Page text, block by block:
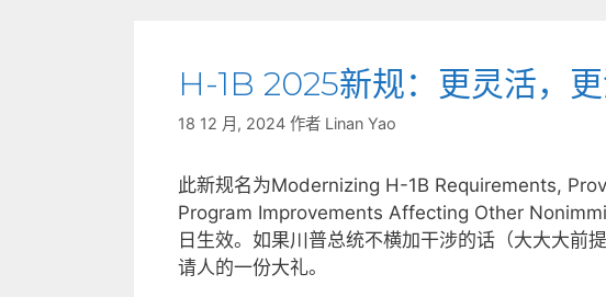
o
k
e
H-1B 2025新规：更灵活，
18 12 月, 2024 作者 Linan Yao
此新规名为Modernizing H-1B Requirements,
Program Improvements Affecting Other
日生效。如果川普总统不横加干涉的话（大大大前
请人的一份大礼。